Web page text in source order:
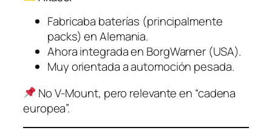
Fabricaba baterías (principalmente
packs) en Alemania.
Ahora integrada en BorgWarner (USA).
Muy orientada a automoción pesada.
No V-Mount, pero relevante en “cadena
europea”.